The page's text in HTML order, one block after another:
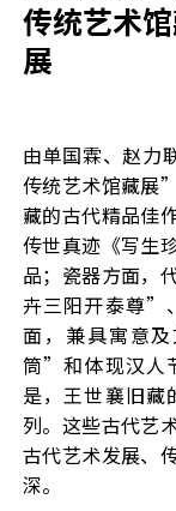
传统艺术
展
由单国霖、赵
传统艺术馆藏展
藏的古代精品佳
传世真迹《写生
品；瓷器方面，
卉三阳开泰尊”
面，兼具寓意
筒”和体现汉人
是，王世襄旧
列。这些古代艺
古代艺术发展、
深。